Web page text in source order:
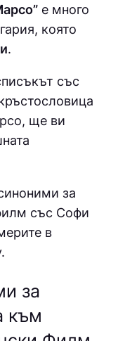
е много
която
.
със
ще ви
за
със Софи
в
за
към